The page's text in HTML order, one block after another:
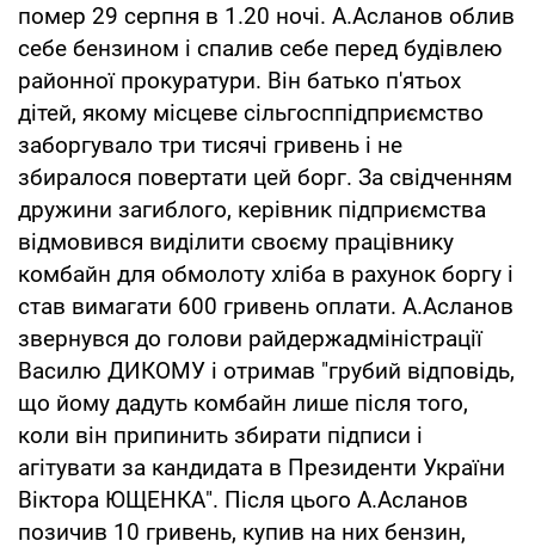
помер 29 серпня в 1.20 ночі. А.Асланов облив
себе бензином і спалив себе перед будівлею
районної прокуратури. Він батько п'ятьох
дітей, якому місцеве сільгосппідприємство
заборгувало три тисячі гривень і не
збиралося повертати цей борг. За свідченням
дружини загиблого, керівник підприємства
відмовився виділити своєму працівнику
комбайн для обмолоту хліба в рахунок боргу і
став вимагати 600 гривень оплати. А.Асланов
звернувся до голови райдержадміністрації
Василю ДИКОМУ і отримав "грубий відповідь,
що йому дадуть комбайн лише після того,
коли він припинить збирати підписи і
агітувати за кандидата в Президенти України
Віктора ЮЩЕНКА". Після цього А.Асланов
позичив 10 гривень, купив на них бензин,